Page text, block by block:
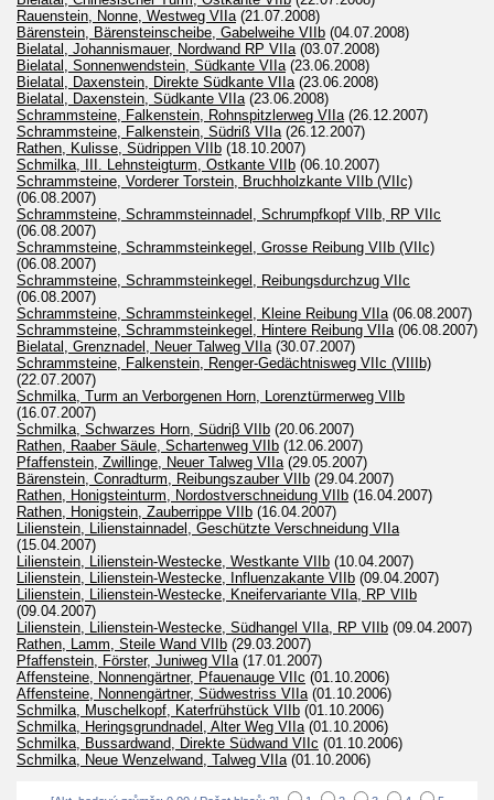
Rauenstein, Nonne, Westweg VIIa (21.07.2008)
Bärenstein, Bärensteinscheibe, Gabelweihe VIIb (04.07.2008)
Bielatal, Johannismauer, Nordwand RP VIIa (03.07.2008)
Bielatal, Sonnenwendstein, Südkante VIIa (23.06.2008)
Bielatal, Daxenstein, Direkte Südkante VIIa (23.06.2008)
Bielatal, Daxenstein, Südkante VIIa (23.06.2008)
Schrammsteine, Falkenstein, Rohnspitzlerweg VIIa (26.12.2007)
Schrammsteine, Falkenstein, Südriß VIIa (26.12.2007)
Rathen, Kulisse, Südrippen VIIb (18.10.2007)
Schmilka, III. Lehnsteigturm, Ostkante VIIb (06.10.2007)
Schrammsteine, Vorderer Torstein, Bruchholzkante VIIb (VIIc)
(06.08.2007)
Schrammsteine, Schrammsteinnadel, Schrumpfkopf VIIb, RP VIIc
(06.08.2007)
Schrammsteine, Schrammsteinkegel, Grosse Reibung VIIb (VIIc)
(06.08.2007)
Schrammsteine, Schrammsteinkegel, Reibungsdurchzug VIIc
(06.08.2007)
Schrammsteine, Schrammsteinkegel, Kleine Reibung VIIa (06.08.2007)
Schrammsteine, Schrammsteinkegel, Hintere Reibung VIIa (06.08.2007)
Bielatal, Grenznadel, Neuer Talweg VIIa (30.07.2007)
Schrammsteine, Falkenstein, Renger-Gedächtnisweg VIIc (VIIIb)
(22.07.2007)
Schmilka, Turm an Verborgenen Horn, Lorenztürmerweg VIIb
(16.07.2007)
Schmilka, Schwarzes Horn, Südriβ VIIb (20.06.2007)
Rathen, Raaber Säule, Schartenweg VIIb (12.06.2007)
Pfaffenstein, Zwillinge, Neuer Talweg VIIa (29.05.2007)
Bärenstein, Conradturm, Reibungszauber VIIb (29.04.2007)
Rathen, Honigsteinturm, Nordostverschneidung VIIb (16.04.2007)
Rathen, Honigstein, Zauberrippe VIIb (16.04.2007)
Lilienstein, Lilienstainnadel, Geschützte Verschneidung VIIa
(15.04.2007)
Lilienstein, Lilienstein-Westecke, Westkante VIIb (10.04.2007)
Lilienstein, Lilienstein-Westecke, Influenzakante VIIb (09.04.2007)
Lilienstein, Lilienstein-Westecke, Kneifervariante VIIa, RP VIIb
(09.04.2007)
Lilienstein, Lilienstein-Westecke, Südhangel VIIa, RP VIIb (09.04.2007)
Rathen, Lamm, Steile Wand VIIb (29.03.2007)
Pfaffenstein, Förster, Juniweg VIIa (17.01.2007)
Affensteine, Nonnengärtner, Pfauenauge VIIc (01.10.2006)
Affensteine, Nonnengärtner, Südwestriss VIIa (01.10.2006)
Schmilka, Muschelkopf, Katerfrühstück VIIb (01.10.2006)
Schmilka, Heringsgrundnadel, Alter Weg VIIa (01.10.2006)
Schmilka, Bussardwand, Direkte Südwand VIIc (01.10.2006)
Schmilka, Neue Wenzelwand, Talweg VIIa (01.10.2006)